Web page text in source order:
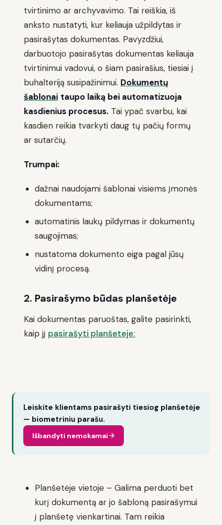
tvirtinimo ar archyvavimo. Tai reiškia, iš
anksto nustatyti, kur keliauja užpildytas ir
pasirašytas dokumentas. Pavyzdžiui,
darbuotojo pasirašytas dokumentas keliauja
tvirtinimui vadovui, o šiam pasirašius, tiesiai į
buhalteriją susipažinimui. Dokumentų
šablonai taupo laiką bei automatizuoja
kasdienius procesus. Tai ypač svarbu, kai
kasdien reikia tvarkyti daug tų pačių formų
ar sutarčių.
Trumpai:
dažnai naudojami šablonai visiems įmonės
dokumentams;
automatinis laukų pildymas ir dokumentų
saugojimas;
nustatoma dokumento eiga pagal jūsų
vidinį procesą.
2. Pasirašymo būdas planšetėje
Kai dokumentas paruoštas, galite pasirinkti,
kaip jį pasirašyti planšeteje:
Leiskite klientams pasirašyti tiesiog planšetėje
— biometriniu parašu.
Išbandyti nemokamai
Planšetėje vietoje – Galima perduoti bet
kurį dokumentą ar jo šabloną pasirašymui
į planšetę vienkartinai. Tam reikia